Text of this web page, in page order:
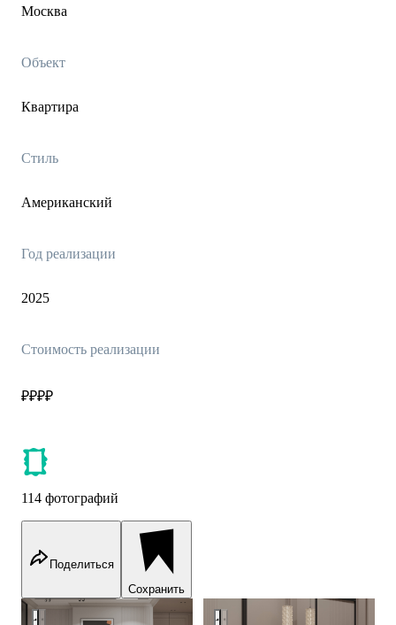
Москва
Объект
Квартира
Стиль
Американский
Год реализации
2025
Стоимость реализации
₽₽₽₽
114 фотографий
Поделиться
Сохранить
Квартира 100 кв.м. в ЖК БереговойКвартира 100 кв.м. в ЖК